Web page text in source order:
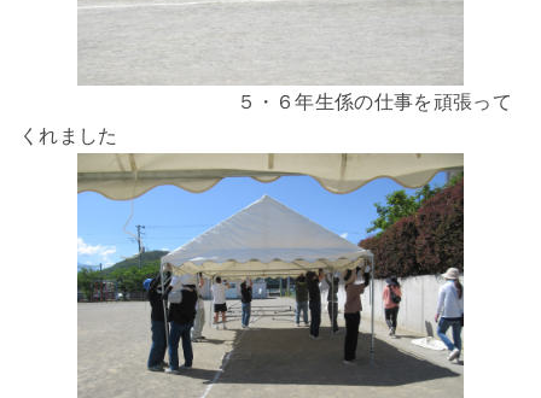
５・６年生係の仕事を頑張って
くれました